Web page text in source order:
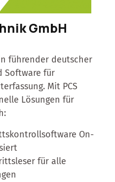
GmbH
führender deutscher
Software für
Mit PCS
Lösungen für
On-
für alle